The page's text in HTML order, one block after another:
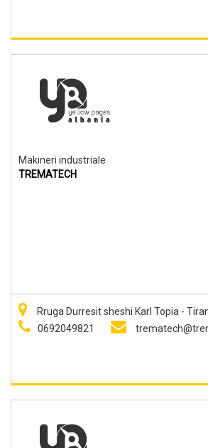
Makineri industriale
TREMATECH
Rruga Durresit sheshi Karl Topia -
0692049821